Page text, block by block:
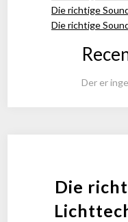
Die richtige
Die richtige
Der er
Die